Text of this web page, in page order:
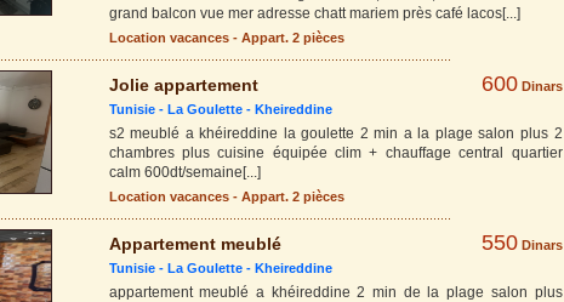
grand balcon vue mer adresse chatt mariem près café lacos[...]
Location vacances - Appart. 2 pièces
Jolie appartement 600 Dinars
Tunisie - La Goulette- Kheireddine
s2 meublé a khéireddine la goulette 2 min a la plage salon plus 2
chambres plus cuisine équipée clim + chauffage central quartier
calm 600dt/semaine [...]
Location vacances - Appart. 2 pièces
Appartement meublé 550 Dinars
Tunisie - La Goulette- Kheireddine
appartement meublé a khéireddine 2 min de la plage salon plus